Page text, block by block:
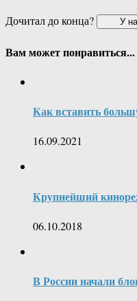
Дочитал до конца?
Вам может понравиться...
Как вставить
16.09.2021
Крупнейший
06.10.2018
В России начали